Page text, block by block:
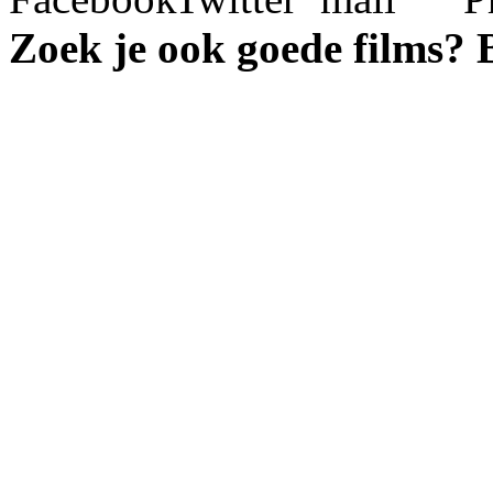
Zoek je ook goede films?